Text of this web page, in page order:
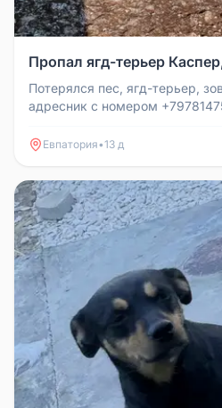
Пропал ягд-терьер
Потерялся пес, ягд-терьер,
адресник с номером
Евпатория•13 д